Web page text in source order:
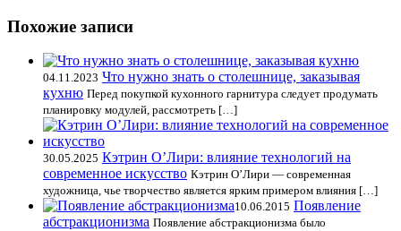
Похожие записи
04.11.2023 Что нужно знать о столешнице, заказывая
кухню Перед покупкой кухонного гарнитура следует продумать
планировку модулей, рассмотреть […]
30.05.2025 Кэтрин О’Лири: влияние технологий на
современное искусство Кэтрин О’Лири — современная
художница, чье творчество является ярким примером влияния […]
10.06.2015 Появление
абстракционизма Появление абстракционизма было